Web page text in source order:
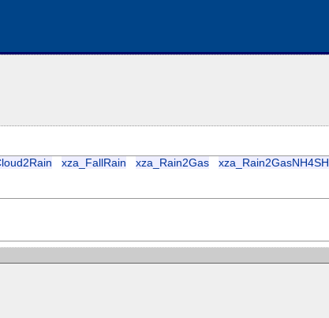
xza_FallRain xza_Rain2Gas xza_Rain2GasNH4SH